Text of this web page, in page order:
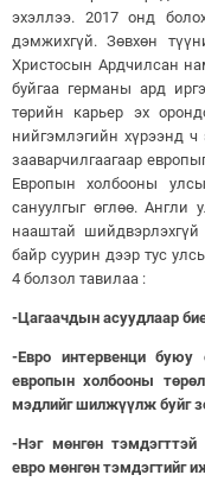
эхэллээ. 2017 онд
дэмжихгүй. Зөвхөн
Христосын Ардчилсан
буйгаа германы ард
төрийн карьер эх
нийгэмлэгийн хүрээнд
зааварчилгаагаар
Европын холбооны
сануулгыг өглөө. Англи
нааштай шийдвэрлэхгүй
байр суурин дээр тус
4 болзол тавилаа :
-Цагаачдын асуудлаар
-Евро интервенци буюу
европын холбооны төрөл
мэдлийг шилжүүлж буйг
-Нэг мөнгөн тэмдэгттэй
евро мөнгөн тэмдэгтийг